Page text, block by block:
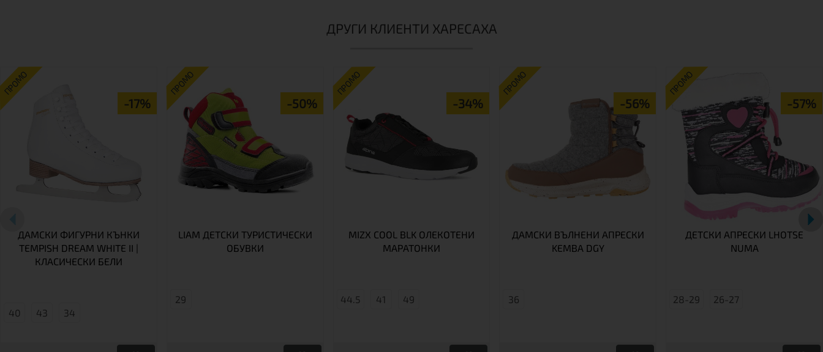
ДРУГИ КЛИЕНТИ ХАРЕСАХА
ПРОМО
-17%
ДАМСКИ ФИГУРНИ КЪНКИ
TEMPISH DREAM WHITE II |
КЛАСИЧЕСКИ БЕЛИ
40 43 34
ПРОМО
-50%
LIAM ДЕТСКИ ТУРИСТИЧЕСКИ
ОБУВКИ
29
ПРОМО
-34%
MIZX COOL BLK ОЛЕКОТЕНИ
МАРАТОНКИ
44.5 41 49
ПРОМО
-56%
ДАМСКИ ВЪЛНЕНИ АПРЕСКИ
KEMBA DGY
36
ПРОМО
-57%
ДЕТСКИ АПРЕСКИ LHOTSE
NUMA
28-29 26-27